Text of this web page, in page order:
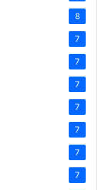
8
7
7
7
7
7
7
7